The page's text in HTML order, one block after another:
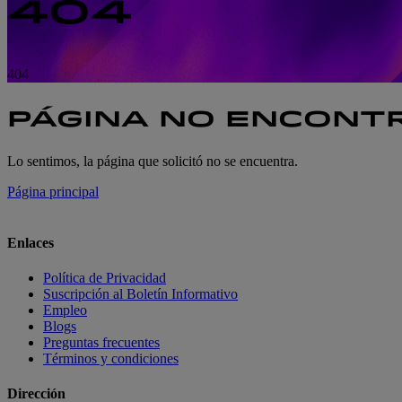
404
404
PÁGINA NO
Lo sentimos, la página que solicitó no se encuentra.
Página principal
Enlaces
Política de Privacidad
Suscripción al Boletín Informativo
Empleo
Blogs
Preguntas frecuentes
Términos y condiciones
Dirección